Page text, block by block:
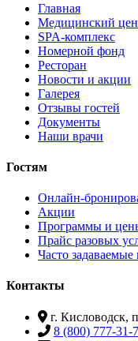
Главная
Медицинский
SPA-комплекс
Номерной фонд
Ресторан
Новости и акции
Галерея
Отзывы гостей
Документы
Наши врачи
Гостям
Онлайн-
Акции
Программы и
Прайс разовых
Часто
Контакты
г. Кисловодск,
8 (800) 777-31-